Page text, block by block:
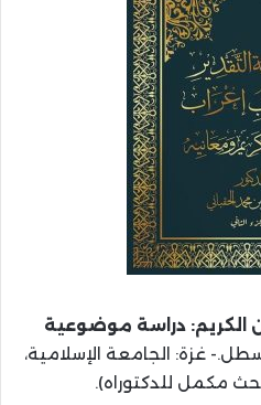
الكريم: دراسة موضوعية
غزة: الجامعة الإسلامية،